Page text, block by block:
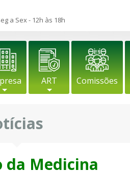
a Sex - 12h às 18h
ART Comissões
da Medicina